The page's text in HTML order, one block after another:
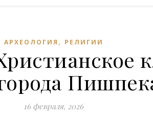
АРХЕОЛОГИЯ , РЕЛИГИИ
16 февраля, 2026